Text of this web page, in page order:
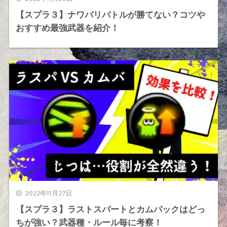
【スプラ３】ナワバリバトルが勝てない？コツや
おすすめ最強武器を紹介！
2022年11月27日
【スプラ３】ラストスパートとカムバックはどっ
ちが強い？武器種・ルール毎に考察！